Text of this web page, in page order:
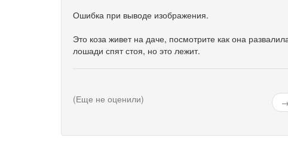
Ошибка при выводе изображения.
Это коза живет на даче, посмотрите как она
лошади спят стоя, но это лежит.
(Еще не оценили) →